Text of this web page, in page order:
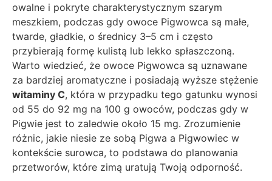
owalne i pokryte charakterystycznym szarym
meszkiem, podczas gdy owoce Pigwowca są małe,
twarde, gładkie, o średnicy 3–5 cm i często
przybierają formę kulistą lub lekko spłaszczoną.
Warto wiedzieć, że owoce Pigwowca są uznawane
za bardziej aromatyczne i posiadają wyższe stężenie
witaminy C, która w przypadku tego gatunku wynosi
od 55 do 92 mg na 100 g owoców, podczas gdy w
Pigwie jest to zaledwie około 15 mg. Zrozumienie
różnic, jakie niesie ze sobą Pigwa a Pigwowiec w
kontekście surowca, to podstawa do planowania
przetworów, które zimą uratują Twoją odporność.